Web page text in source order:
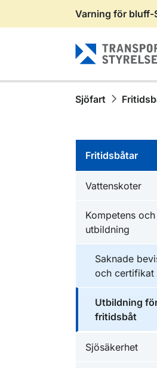
Gå till sidans innehåll
Varning för bluff-
Sjöfart
Fritidsbåtar
Vattenskoter
Kompetens och
utbildning
Saknade
och certifikat
Utbildning
fritidsbåt
Sjösäkerhet